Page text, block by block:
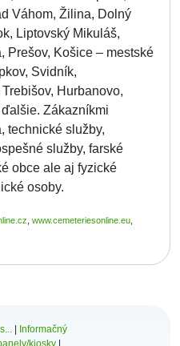
Váhom, Žilina, Dolný
Liptovský Mikuláš,
Prešov, Košice – mestské
Svidník,
Hurbanovo,
Zákazníkmi
technické služby,
služby, farské
obce ale aj fyzické
osoby.
www.cemeteriesonline.eu
Informačný
kiosky